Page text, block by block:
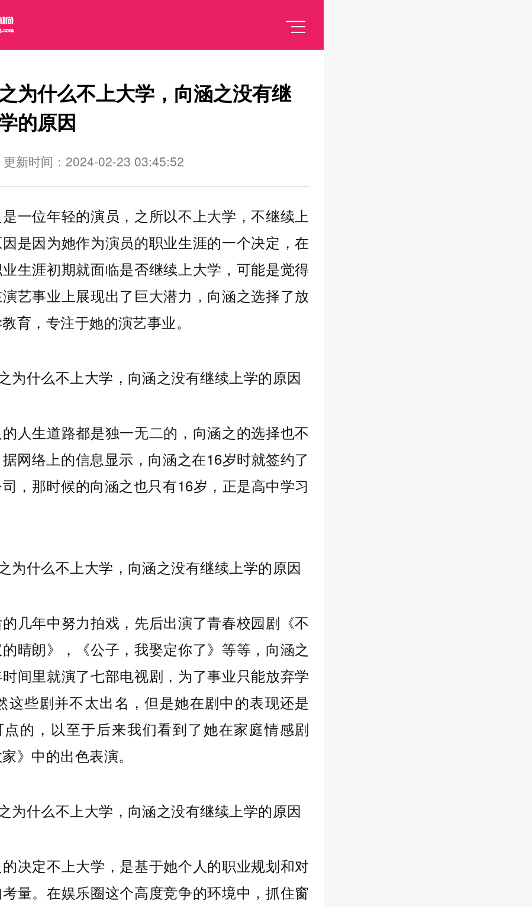
为什么不上大学，向涵之没有继
的原因
更新时间：2024-02-23 03:45:52
一位年轻的演员，之所以不上大学，不继续上
是因为她作为演员的职业生涯的一个决定，在
生涯初期就面临是否继续上大学，可能是觉得
艺事业上展现出了巨大潜力，向涵之选择了放
育，专注于她的演艺事业。
人生道路都是独一无二的，向涵之的选择也不
网络上的信息显示，向涵之在16岁时就签约了
，那时候的向涵之也只有16岁，正是高中学习
几年中努力拍戏，先后出演了青春校园剧《不
晴朗》，《公子，我娶定你了》等等，向涵之
间里就演了七部电视剧，为了事业只能放弃学
这些剧并不太出名，但是她在剧中的表现还是
点的，以至于后来我们看到了她在家庭情感剧
家》中的出色表演。
决定不上大学，是基于她个人的职业规划和对
量。在娱乐圈这个高度竞争的环境中，抓住窗